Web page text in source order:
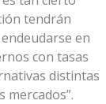
tendrán
en
con tasas
distintas
mercados”.